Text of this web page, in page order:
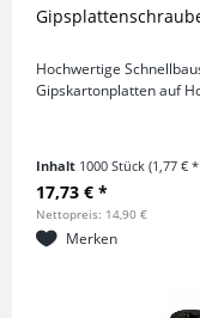
Hochwertige
Gipskartonplatten auf
Inhalt 1000 Stück(1,77 €
17,73 € *
Nettopreis: 14,90 €
Merken